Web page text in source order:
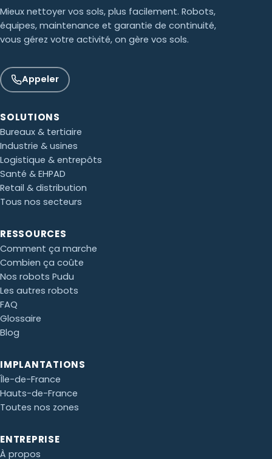
Mieux nettoyer vos sols, plus facilement. Robots,
équipes, maintenance et garantie de continuité,
vous gérez votre activité, on gère vos sols.
Appeler
SOLUTIONS
Bureaux & tertiaire
Industrie & usines
Logistique & entrepôts
Santé & EHPAD
Retail & distribution
Tous nos secteurs
RESSOURCES
Comment ça marche
Combien ça coûte
Nos robots Pudu
Les autres robots
FAQ
Glossaire
Blog
IMPLANTATIONS
Île-de-France
Hauts-de-France
Toutes nos zones
ENTREPRISE
À propos
Paul · Easy to Clean
Clone du co-fondateur · En ligne